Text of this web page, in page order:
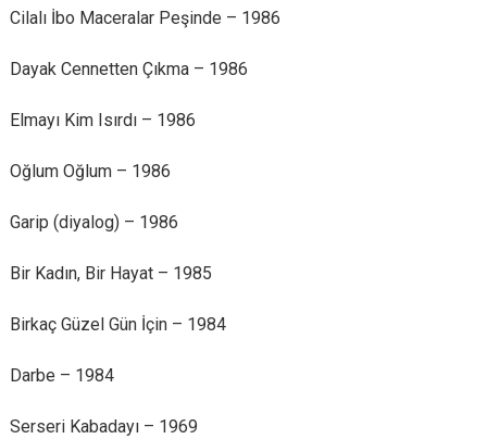
Cilalı İbo Maceralar Peşinde – 1986
Dayak Cennetten Çıkma – 1986
Elmayı Kim Isırdı – 1986
Oğlum Oğlum – 1986
Garip (diyalog) – 1986
Bir Kadın, Bir Hayat – 1985
Birkaç Güzel Gün İçin – 1984
Darbe – 1984
Serseri Kabadayı – 1969